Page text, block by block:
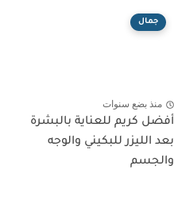
جمال
منذ بضع سنوات
أفضل كريم للعناية بالبشرة
بعد الليزر للبكيني والوجه
والجسم